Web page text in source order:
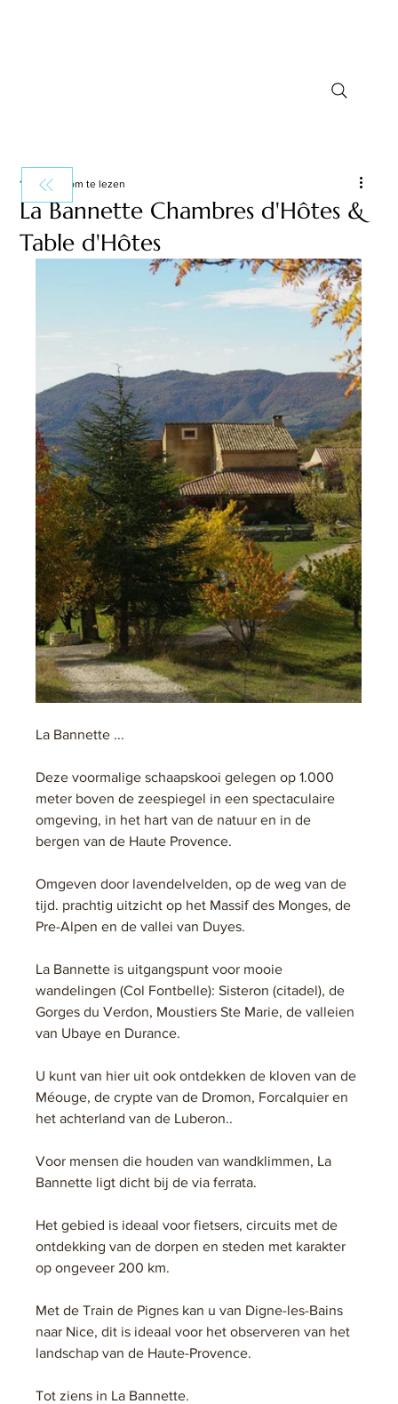
La Bannette Chambres d'Hôtes &
Table d'Hôtes
1 minuten om te lezen
La Bannette ...
Deze voormalige schaapskooi gelegen op 1.000
meter boven de zeespiegel in een spectaculaire
omgeving, in het hart van de natuur en in de
bergen van de Haute Provence.
Omgeven door lavendelvelden, op de weg van de
tijd. prachtig uitzicht op het Massif des Monges, de
Pre-Alpen en de vallei van Duyes.
La Bannette is uitgangspunt voor mooie
wandelingen (Col Fontbelle): Sisteron (citadel), de
Gorges du Verdon, Moustiers Ste Marie, de valleien
van Ubaye en Durance.
U kunt van hier uit ook ontdekken de kloven van de
Méouge, de crypte van de Dromon, Forcalquier en
het achterland van de Luberon..
Voor mensen die houden van wandklimmen, La
Bannette ligt dicht bij de via ferrata.
Het gebied is ideaal voor fietsers, circuits met de
ontdekking van de dorpen en steden met karakter
op ongeveer 200 km.
Met de Train de Pignes kan u van Digne-les-Bains
naar Nice, dit is ideaal voor het observeren van het
landschap van de Haute-Provence.
Tot ziens in La Bannette.